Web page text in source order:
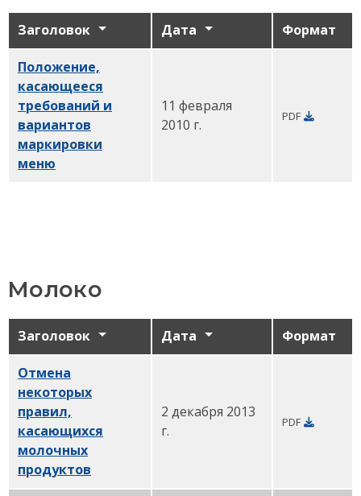
Заголовок Дата Формат
Положение,
касающееся
требований и
вариантов
маркировки
меню
11 февраля
2010 г.
PDF
Молоко
Заголовок Дата Формат
Отмена
некоторых
правил,
касающихся
молочных
продуктов
2 декабря 2013
г.
PDF